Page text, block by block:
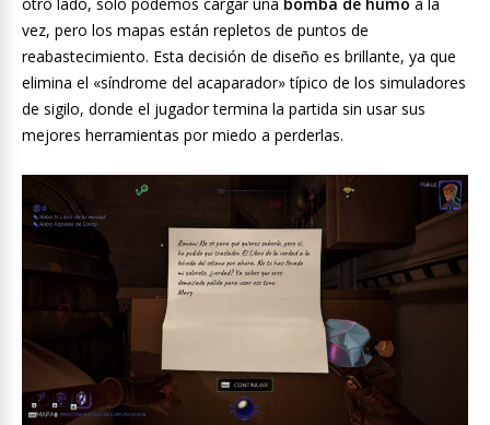
otro lado, solo podemos cargar una bomba de humo a la
vez, pero los mapas están repletos de puntos de
reabastecimiento. Esta decisión de diseño es brillante, ya que
elimina el «síndrome del acaparador» típico de los simuladores
de sigilo, donde el jugador termina la partida sin usar sus
mejores herramientas por miedo a perderlas.